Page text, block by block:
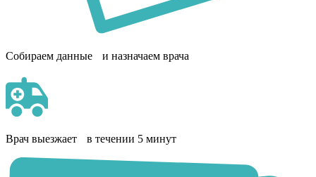
Собираем данные и назначаем врача
Врач выезжает в течении 5 минут